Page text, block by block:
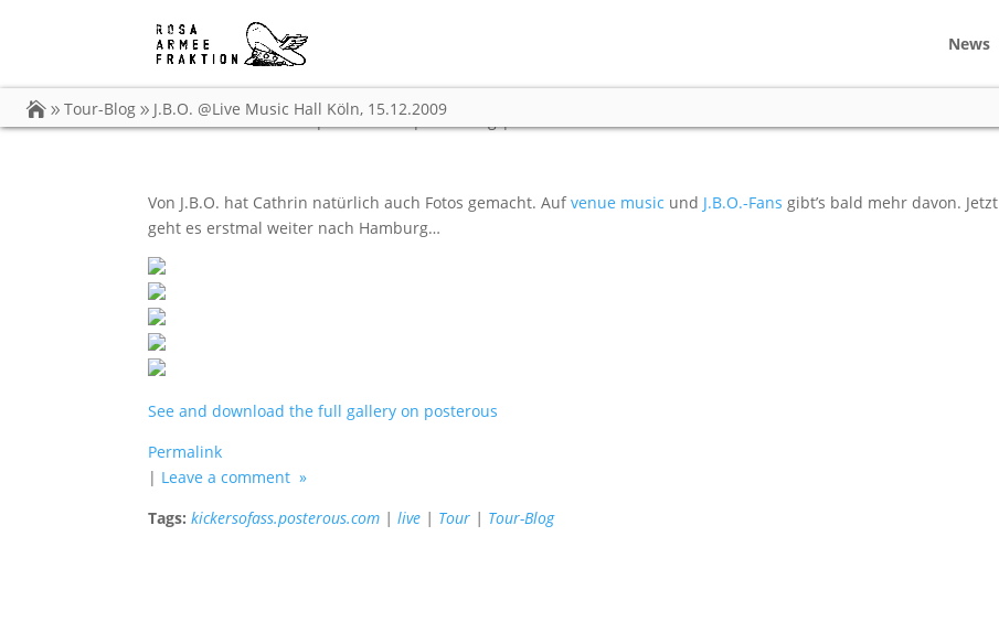
News
Tour-Blog J.B.O. @Live Music Hall Köln, 15.12.2009
J.B.O. @Live Music Hall Köln, 15.12.2009
vonCarsten Dobschat|16.12.2009|Tour-Blog
Von J.B.O. hat Cathrin natürlich auch Fotos gemacht. Aufvenue music und J.B.O.-Fans gibt’s bald mehr davon. Jetzt
geht es erstmal weiter nach Hamburg…
See and download the full gallery on posterous
Permalink
| Leave a comment »
Tags: kickersofass.posterous.com |live | Tour | Tour-Blog